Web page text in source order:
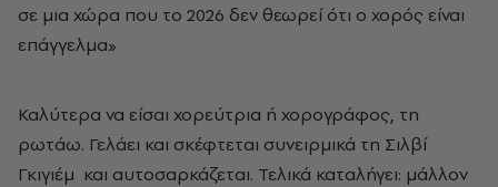
σε μια χώρα που το 2026 δεν θεωρεί ότι ο χορός είναι
επάγγελμα»
Καλύτερα να είσαι χορεύτρια ή χορογράφος, τη
ρωτάω. Γελάει και σκέφτεται συνειρμικά τη Σιλβί
Γκιγιέμ και αυτοσαρκάζεται. Τελικά καταλήγει: μάλλον